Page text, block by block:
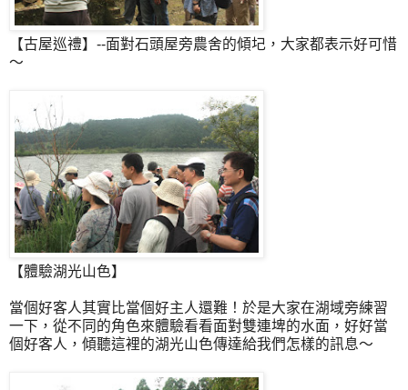
【古屋巡禮】--面對石頭屋旁農舍的傾圮，大家都表示好可惜
～
【體驗湖光山色】
當個好客人其實比當個好主人還難！於是大家在湖域旁練習
一下，從不同的角色來體驗看看面對雙連埤的水面，好好當
個好客人，傾聽這裡的湖光山色傳達給我們怎樣的訊息～